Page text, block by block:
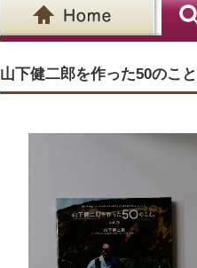
山下健二郎を作った50のこ